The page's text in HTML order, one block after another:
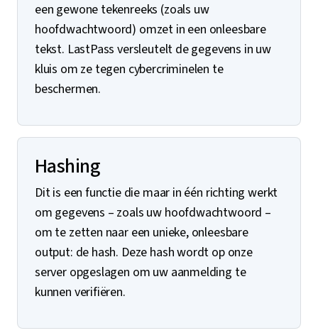
een gewone tekenreeks (zoals uw
hoofdwachtwoord) omzet in een onleesbare
tekst. LastPass versleutelt de gegevens in uw
kluis om ze tegen cybercriminelen te
beschermen.
Hashing
Dit is een functie die maar in één richting werkt
om gegevens – zoals uw hoofdwachtwoord –
om te zetten naar een unieke, onleesbare
output: de hash. Deze hash wordt op onze
server opgeslagen om uw aanmelding te
kunnen verifiëren.